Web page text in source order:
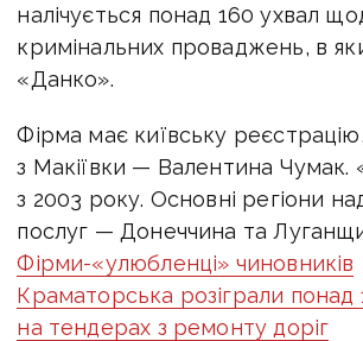
налічується понад 160 ухвал
кримінальних проваджень, в
«Данко».
Фірма має київську
з Макіївки — Валентина Чумак.
з 2003 року. Основні регіони
послуг — Донеччина та
Фірми-«улюбленці» чиновників
Краматорська розіграли понад
на тендерах з ремонту доріг